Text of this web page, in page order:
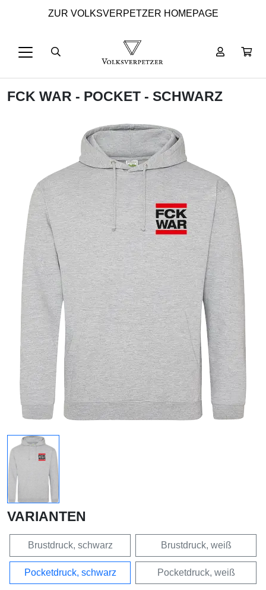
ZUR VOLKSVERPETZER HOMEPAGE
FCK WAR - POCKET - SCHWARZ
VARIANTEN
Brustdruck, schwarz Brustdruck, weiß
Pocketdruck, schwarz Pocketdruck, weiß